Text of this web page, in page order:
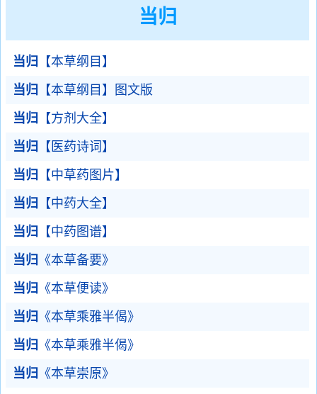
当归
当归
【本草纲目】
当归
【本草纲目】图文版
当归
【方剂大全】
当归
【医药诗词】
当归
【中草药图片】
当归
【中药大全】
当归
【中药图谱】
当归 《本草备要》
当归 《本草便读》
当归 《本草乘雅半偈》
当归 《本草乘雅半偈》
当归 《本草崇原》